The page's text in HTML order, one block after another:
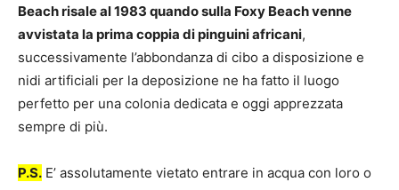
Beach risale al 1983 quando sulla Foxy Beach venne
avvistata la prima coppia di pinguini africani,
successivamente l’abbondanza di cibo a disposizione e
nidi artificiali per la deposizione ne ha fatto il luogo
perfetto per una colonia dedicata e oggi apprezzata
sempre di più.
P.S. E’ assolutamente vietato entrare in acqua con loro o